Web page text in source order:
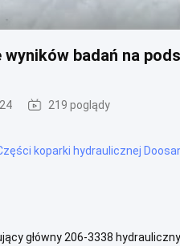
badań na
219 poglądy
koparki hydraulicznej
główny 206-3338